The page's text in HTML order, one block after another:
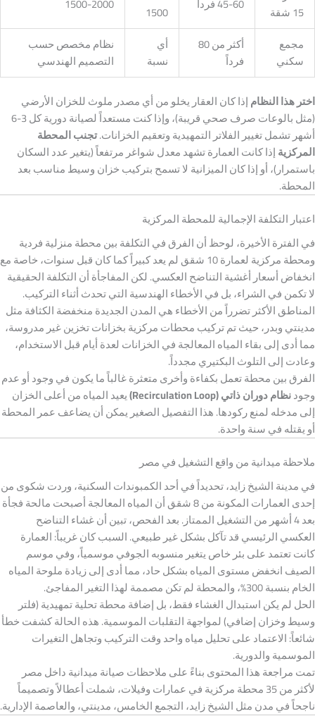
15 شقة
45-60 فرداً
1500
1500-2000
مجمع
سكني
أكثر من 80
فرداً
أي
نسبة
نظام مخصص حسب
التصميم الهندسي
اختر هذا النظامإذا كان العقار يخلو من أي مصدر ملوث للخزان الأرضي
(مثل بالوعات صرف صحي قريبة)، وإذا كنت مستعداً لصيانة دورية كل 3-6
أشهر تشمل تغيير الفلاتر التمهيدية وتعقيم الخزانات.تجنب المحطة
المركزيةإذا كانت العمارة تشهد معدل شواغر مرتفعاً (يتغير عدد السكان
باستمرار)، أو إذا كان الميزانية لا تسمح بتركيب خزان وسيط مناسب بعد
المحطة.
اعتبار التكلفة الإجمالية للمحطة المركزية
في الفترة الأخيرة، لوحظ أن الفرق في التكلفة بين محطة منزلية فردية
ومحطة مركزية لعمارة 10 شقق لم يعد كبيراً كما كان قبل سنوات، خاصة مع
انخفاض أسعار أغشية التناضح العكسي. لكن المفاجأة أن التكلفة الحقيقية
لا تكمن في الشراء، بل في الأخطاء الهندسية التي تحدث أثناء التركيب.
المناطق الأكثر تضرراً من الأخطاء هي المدن الجديدة منخفضة الكثافة مثل
مدينتي وبدر، حيث تم تركيب محطات مركزية بخزانات تخزين غير مدروسة،
مما أدى إلى بقاء المياه المعالجة في الخزانات لعدة أيام قبل الاستخدام،
وعادت إلى التلوث البكتيري مجدداً.
الفرق بين محطة تعمل بكفاءة وأخرى متعثرة غالباً ما يكون في وجود أو عدم
وجودنظام دوران ذاتي (Recirculation Loop)
يعيد المياه من أعلى الخزان
إلى مدخله لمنع ركودها. هذا التفصيل الصغير يمكن أن يضاعف عمر المحطة
أو يقتله في سنة واحدة.
ملاحظة ميدانية من واقع التشغيل في مصر
في مدينة الشيخ زايد، تحديداً في أحد الكمبوندات السكنية، وردت شكوى من
إحدى العمارات المكونة من 8 شقق أن المياه المعالجة أصبحت مالحة فجأة
بعد 4 أشهر من التشغيل الممتاز. بعد الفحص، تبين أن غشاء التناضح
العكسي الرئيسي قد تآكل بشكل غير طبيعي. السبب كان غريباً: العمارة
كانت تعتمد على بئر خاص يتغير منسوبه الجوفي موسمياً، وفي موسم
الصيف انخفض مستوى المياه بشكل حاد، مما أدى إلى زيادة ملوحة المياه
الخام بنسبة 300%، والمحطة لم تكن مصممة لهذا التغير المفاجئ.
الحل لم يكن استبدال الغشاء فقط، بل إضافة محطة تحلية تمهيدية (فلتر
وسيط وخزان إضافي) لمواجهة التقلبات الموسمية. هذه الحالة كشفت خطأ
شائعاً: الاعتماد على تحليل مياه واحد وقت التركيب وتجاهل التغيرات
الموسمية والدورية.
تمت مراجعة هذا المحتوى بناءً على ملاحظات صيانة ميدانية داخل مصر
لأكثر من 35 محطة مركزية في عمارات وفيلات، شملت أعطالاً وتصميماً
ناجحاً في مدن مثل الشيخ زايد، التجمع الخامس، مدينتي، والعاصمة الإدارية.